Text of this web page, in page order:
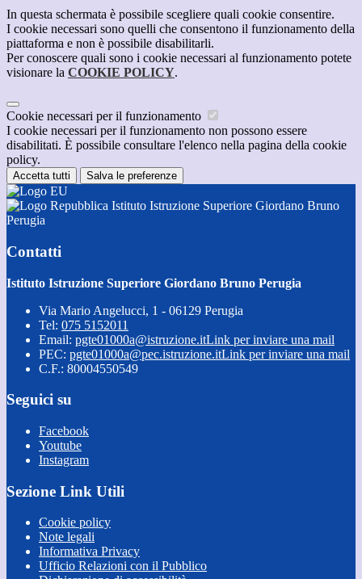
In questa schermata è possibile scegliere quali cookie consentire.
I cookie necessari sono quelli che consentono il funzionamento della
piattaforma e non è possibile disabilitarli.
Per conoscere quali sono i cookie necessari al funzionamento potete
visionare la COOKIE POLICY.
Cookie necessari per il funzionamento
I cookie necessari per il funzionamento non possono essere
disabilitati. È possibile consultare l'elenco nella pagina della cookie
policy.
Accetta tutti Salva le preferenze
Istituto Istruzione Superiore Giordano Bruno
Perugia
Contatti
Istituto Istruzione Superiore Giordano Bruno Perugia
Via Mario Angelucci, 1 - 06129 Perugia
Tel: 075 5152011
Email: pgte01000a@istruzione.itLink per inviare una mail
PEC: pgte01000a@pec.istruzione.itLink per inviare una mail
C.F.: 80004550549
Seguici su
Facebook
Youtube
Instagram
Sezione Link Utili
Cookie policy
Note legali
Informativa Privacy
Ufficio Relazioni con il Pubblico